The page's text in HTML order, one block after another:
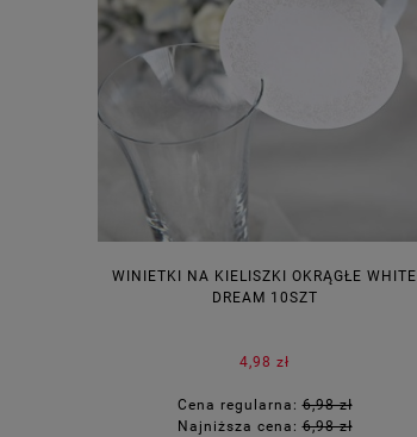
WINIETKI NA KIELISZKI OKRĄGŁE WHITE
DREAM 10SZT
4,98 zł
Cena regularna:6,98 zł
Najniższa cena:6,98 zł